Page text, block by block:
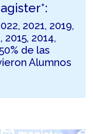
2021, 2019,
2015, 2014,
de las
Alumnos